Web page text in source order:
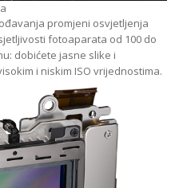
promjeni osvjetljenja
fotoaparata od 100 do
dobićete jasne slike i
i niskim ISO vrijednostima.